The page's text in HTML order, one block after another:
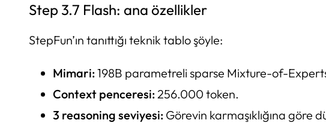
Step 3.7 Flash: ana özellikler
StepFun’ın tanıttığı teknik tablo şöyle:
Mimari:198B parametreli sparse Mixture-of-
Context penceresi:256.000 token.
3 reasoning seviyesi: Görevin karmaşıklığına göre